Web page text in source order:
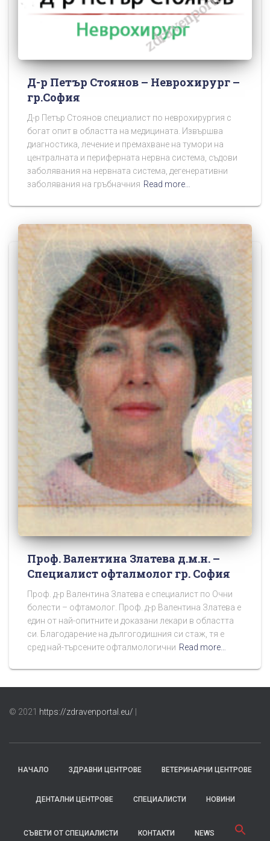
Д-р Петър Стоянов – Неврохирург –
гр.София
Д-р Петър Стоянов специалист по неврохирургия с
богат опит в областта на медицината. Извършва
диагностика, лечение и премахване на тумори на
централната и периферната нервна система, съдови
заболявания на нервната система, дегенеративни
заболявания на гръбначния Read more…
Проф. Валентина Златева д.м.н. –
Специалист офталмолог гр. София
Проф. д-р Валентина Златева е специалист по Очни
болести – офтамолог. Проф. д-р Валентина Златева е
един от най-опитните и доказани лекари в областта
си. Благодарение на дългогодишния си стаж, тя е
сред най-търсените офталмологични Read more…
© 2021 https://zdravenportal.eu/
НАЧАЛО ЗДРАВНИ ЦЕНТРОВЕ ВЕТЕРИНАРНИ ЦЕНТРОВЕ
ДЕНТАЛНИ ЦЕНТРОВЕ СПЕЦИАЛИСТИ НОВИНИ
СЪВЕТИ ОТ СПЕЦИАЛИСТИ КОНТАКТИ NEWS